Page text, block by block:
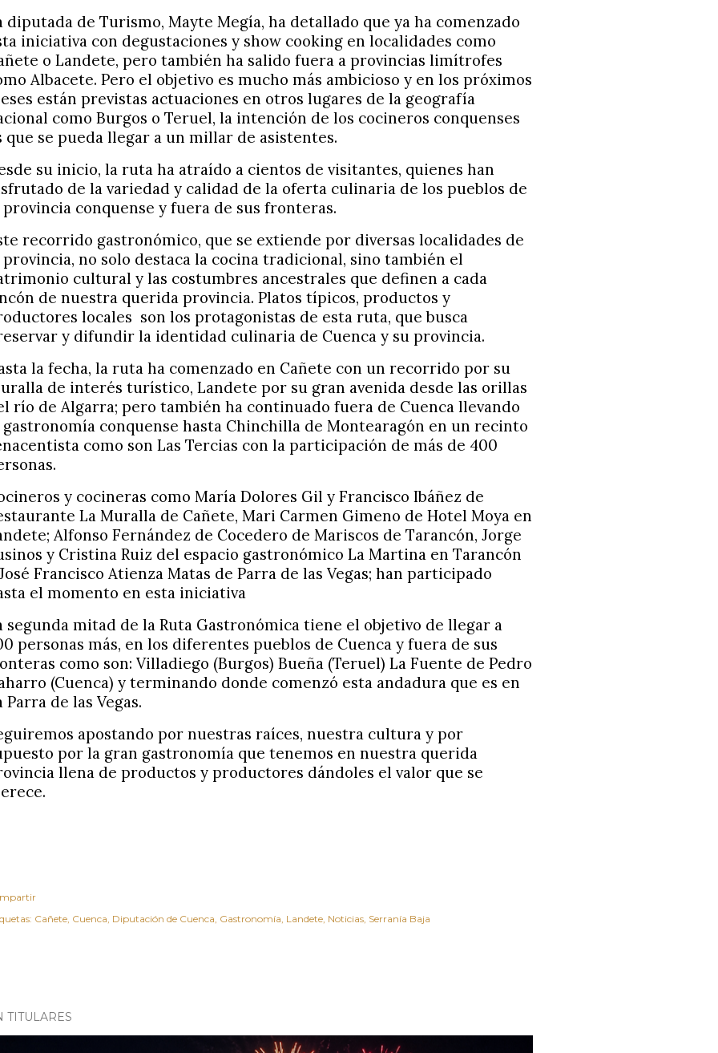
diputada de Turismo, Mayte Megía, ha detallado que ya ha comenzado
iniciativa con degustaciones y show cooking en localidades como
o Landete, pero también ha salido fuera a provincias limítrofes
Albacete. Pero el objetivo es mucho más ambicioso y en los próximos
están previstas actuaciones en otros lugares de la geografía
como Burgos o Teruel, la intención de los cocineros conquenses
que se pueda llegar a un millar de asistentes.
su inicio, la ruta ha atraído a cientos de visitantes, quienes han
de la variedad y calidad de la oferta culinaria de los pueblos de
provincia conquense y fuera de sus fronteras.
recorrido gastronómico, que se extiende por diversas localidades de
provincia, no solo destaca la cocina tradicional, sino también el
cultural y las costumbres ancestrales que definen a cada
de nuestra querida provincia. Platos típicos, productos y
locales son los protagonistas de esta ruta, que busca
y difundir la identidad culinaria de Cuenca y su provincia.
la fecha, la ruta ha comenzado en Cañete con un recorrido por su
de interés turístico, Landete por su gran avenida desde las orillas
río de Algarra; pero también ha continuado fuera de Cuenca llevando
gastronomía conquense hasta Chinchilla de Montearagón en un recinto
como son Las Tercias con la participación de más de 400
y cocineras como María Dolores Gil y Francisco Ibáñez de
La Muralla de Cañete, Mari Carmen Gimeno de Hotel Moya en
Alfonso Fernández de Cocedero de Mariscos de Tarancón, Jorge
y Cristina Ruiz del espacio gastronómico La Martina en Tarancón
Francisco Atienza Matas de Parra de las Vegas; han participado
el momento en esta iniciativa
segunda mitad de la Ruta Gastronómica tiene el objetivo de llegar a
personas más, en los diferentes pueblos de Cuenca y fuera de sus
como son: Villadiego (Burgos) Bueña (Teruel) La Fuente de Pedro
(Cuenca) y terminando donde comenzó esta andadura que es en
Parra de las Vegas.
apostando por nuestras raíces, nuestra cultura y por
por la gran gastronomía que tenemos en nuestra querida
llena de productos y productores dándoles el valor que se
Cañete Cuenca Diputación de Cuenca Gastronomía Landete Noticias Serranía Baja
TITULARES